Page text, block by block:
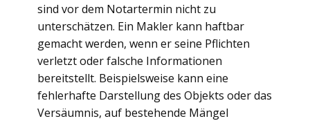
sind vor dem Notartermin nicht zu
unterschätzen. Ein Makler kann haftbar
gemacht werden, wenn er seine Pflichten
verletzt oder falsche Informationen
bereitstellt. Beispielsweise kann eine
fehlerhafte Darstellung des Objekts oder das
Versäumnis, auf bestehende Mängel